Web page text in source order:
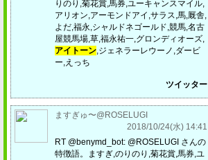
りのり,菊花賞,馬券,ユーキャンスマイル,
アリオン,アーモンドアイ,サラス,馬,厩舎,
よだ,福永,シャルドネゴールド,競馬,名古
屋競馬場,草,福永祐一,グロンディオーズ,
アイトーン,ジェネラーレウーノ,ダービ
ー,えっち
ツイッター
ますぎゅ〜@ROSELUGI
2018/10/24(水) 14:41
RT @benymd_bot: @ROSELUGI さんの
特徴語。ますぎ,のりのり,菊花賞,馬券,ユ